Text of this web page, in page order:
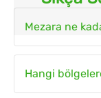
Mezara ne
Mezarlığınıza
Hangi